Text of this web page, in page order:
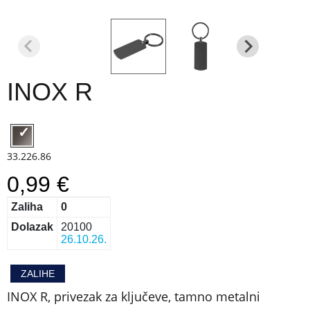
INOX R
33.226.86
0,99 €
Zaliha
0
Dolazak
20100
26.10.26.
ZALIHE
INOX R, privezak za ključeve, tamno metalni